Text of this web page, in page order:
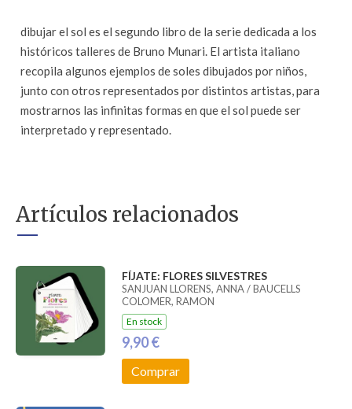
dibujar el sol es el segundo libro de la serie dedicada a los
históricos talleres de Bruno Munari. El artista italiano
recopila algunos ejemplos de soles dibujados por niños,
junto con otros representados por distintos artistas, para
mostrarnos las infinitas formas en que el sol puede ser
interpretado y representado.
Artículos relacionados
FÍJATE: FLORES SILVESTRES
SANJUAN LLORENS, ANNA / BAUCELLS
COLOMER, RAMON
En stock
9,90 €
Comprar